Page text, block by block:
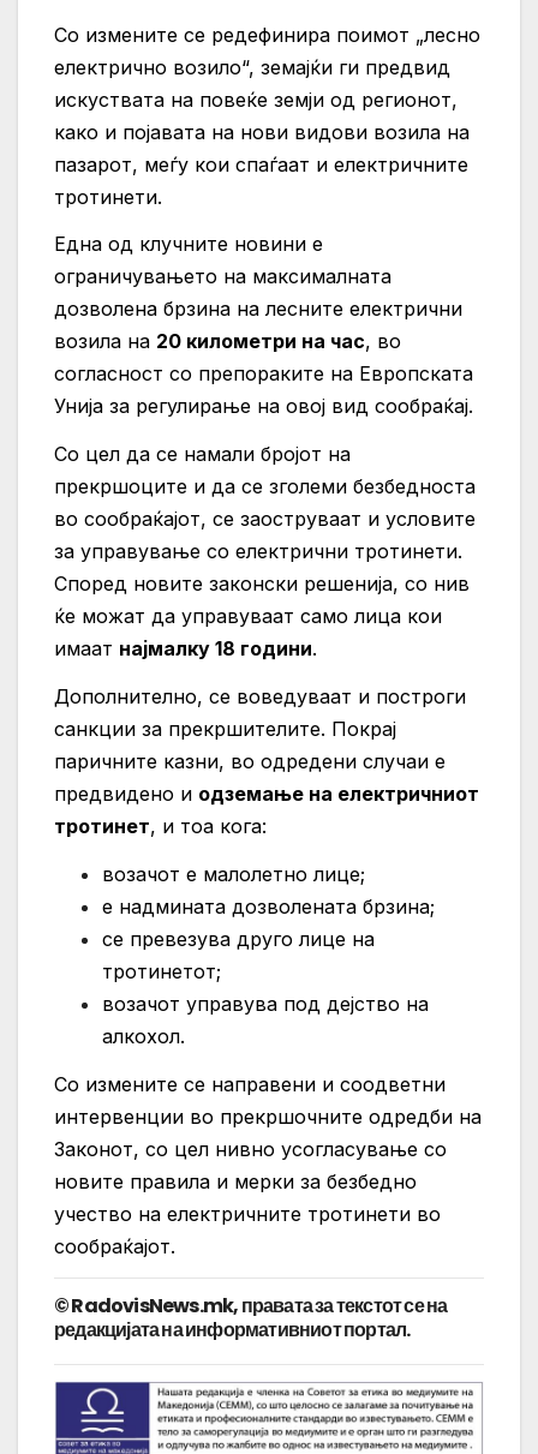
Со измените се редефинира поимот „лесно
електрично возило“, земајќи ги предвид
искуствата на повеќе земји од регионот,
како и појавата на нови видови возила на
пазарот, меѓу кои спаѓаат и електричните
тротинети.
Една од клучните новини е
ограничувањето на максималната
дозволена брзина на лесните електрични
возила на 20 километри на час, во
согласност со препораките на Европската
Унија за регулирање на овој вид сообраќај.
Со цел да се намали бројот на
прекршоците и да се зголеми безбедноста
во сообраќајот, се заоструваат и условите
за управување со електрични тротинети.
Според новите законски решенија, со нив
ќе можат да управуваат само лица кои
имаат најмалку 18 години.
Дополнително, се воведуваат и построги
санкции за прекршителите. Покрај
паричните казни, во одредени случаи е
предвидено и одземање на електричниот
тротинет, и тоа кога:
возачот е малолетно лице;
е надмината дозволената брзина;
се превезува друго лице на
тротинетот;
возачот управува под дејство на
алкохол.
Со измените се направени и соодветни
интервенции во прекршочните одредби на
Законот, со цел нивно усогласување со
новите правила и мерки за безбедно
учество на електричните тротинети во
сообраќајот.
© RadovisNews.mk, правата за текстот се на
редакцијата на информативниот портал.